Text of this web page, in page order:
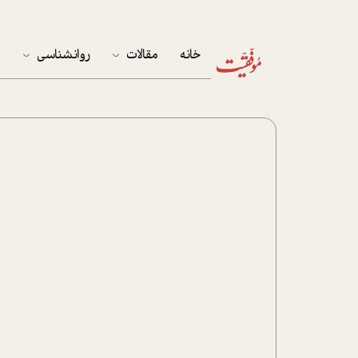
خانه مقالات روانشناسی